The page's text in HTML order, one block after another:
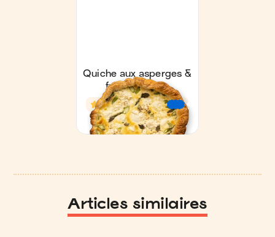
Articles similaires